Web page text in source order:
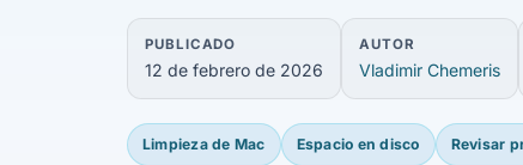
PUBLICADO
12 de febrero de 2026
AUTOR
Vladimir Chemeris
Limpieza de Mac Espacio en disco Revisar